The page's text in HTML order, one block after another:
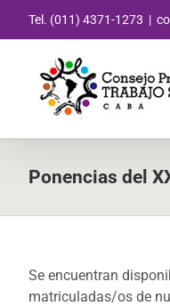
Tel. (011) 4371-1273 |
Ponencias del
Se encuentran
matriculadas/os de